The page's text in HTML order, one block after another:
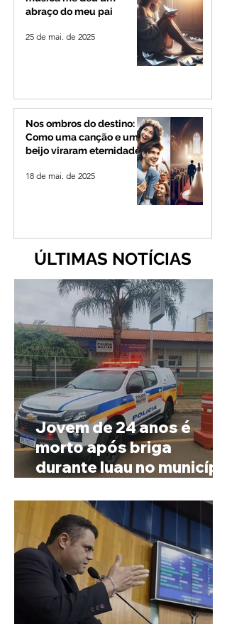
abraço do meu pai
25 de mai. de 2025
Nos ombros do destino:
Como uma canção e um
beijo viraram eternidade
18 de mai. de 2025
ÚLTIMAS NOTÍCIAS
Jovem de 24 anos é
morto após briga
durante luau no município